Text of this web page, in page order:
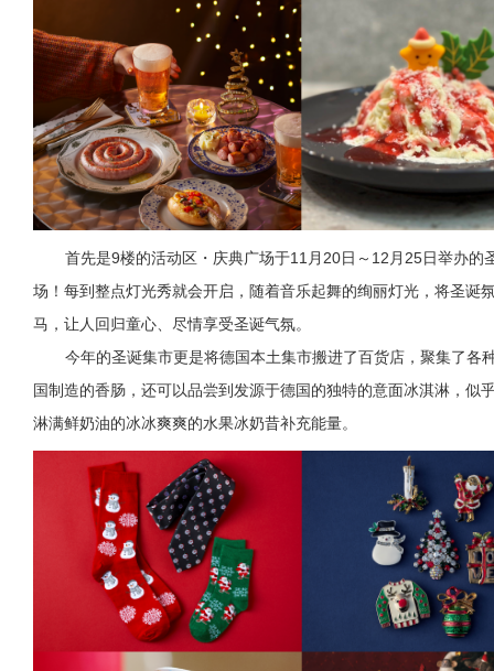
首先是9楼的活动区・庆典广场于11月20日～12月25日举办
场！每到整点灯光秀就会开启，随着音乐起舞的绚丽灯光，将圣诞
马，让人回归童心、尽情享受圣诞气氛。
今年的圣诞集市更是将德国本土集市搬进了百货店，聚集了各
国制造的香肠，还可以品尝到发源于德国的独特的意面冰淇淋，似
淋满鲜奶油的冰冰爽爽的水果冰奶昔补充能量。